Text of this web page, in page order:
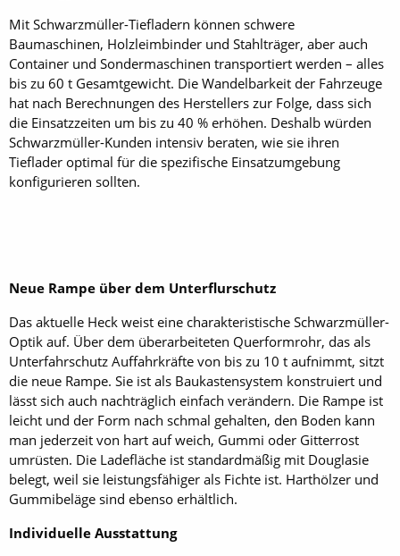
Mit Schwarzmüller-Tiefladern können schwere
Baumaschinen, Holzleimbinder und Stahlträger, aber auch
Container und Sondermaschinen transportiert werden – alles
bis zu 60 t Gesamtgewicht. Die Wandelbarkeit der Fahrzeuge
hat nach Berechnungen des Herstellers zur Folge, dass sich
die Einsatzzeiten um bis zu 40 % erhöhen. Deshalb würden
Schwarzmüller-Kunden intensiv beraten, wie sie ihren
Tieflader optimal für die spezifische Einsatzumgebung
konfigurieren sollten.
Neue Rampe über dem Unterflurschutz
Das aktuelle Heck weist eine charakteristische Schwarzmüller-
Optik auf. Über dem überarbeiteten Querformrohr, das als
Unterfahrschutz Auffahrkräfte von bis zu 10 t aufnimmt, sitzt
die neue Rampe. Sie ist als Baukastensystem konstruiert und
lässt sich auch nachträglich einfach verändern. Die Rampe ist
leicht und der Form nach schmal gehalten, den Boden kann
man jederzeit von hart auf weich, Gummi oder Gitterrost
umrüsten. Die Ladefläche ist standardmäßig mit Douglasie
belegt, weil sie leistungsfähiger als Fichte ist. Harthölzer und
Gummibeläge sind ebenso erhältlich.
Individuelle Ausstattung